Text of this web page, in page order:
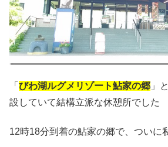
「 びわ湖ルグメリゾート鮎家の郷 」
設していて結構立派な休憩所でした
12時18分到着の鮎家の郷で、ついに